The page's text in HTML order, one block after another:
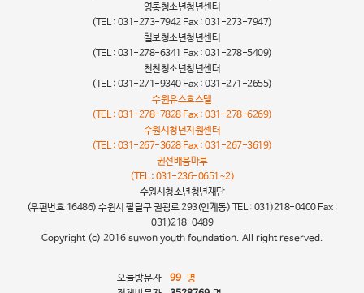
영통청소년청년센터
(TEL : 031-273-7942 Fax : 031-273-7947)
칠보청소년청년센터
(TEL : 031-278-6341 Fax : 031-278-5409)
천천청소년청년센터
(TEL : 031-271-9340 Fax : 031-271-2655)
수원유스호스텔
(TEL : 031-278-7828 Fax : 031-278-6269)
수원시청년지원센터
(TEL : 031-267-3628 Fax : 031-267-3619)
권선배움마루
(TEL : 031-236-0651~2)
수원시청소년청년재단
(우편번호 16486) 수원시 팔달구 권광로 293(인계동) TEL : 031)218-0400 Fax :
031)218-0489
Copyright (c) 2016 suwon youth foundation. All right reserved.
오늘방문자 99 명